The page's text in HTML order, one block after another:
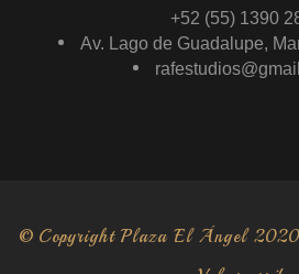
+52 (55) 1390
Av. Lago de Guadalupe,
© Copyright Plaza El Ángel